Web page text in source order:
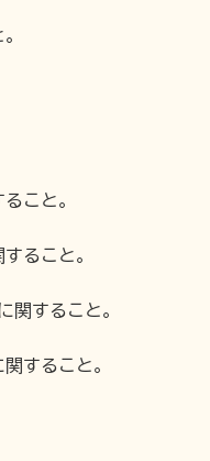
こと。
ること。
関すること。
すること。